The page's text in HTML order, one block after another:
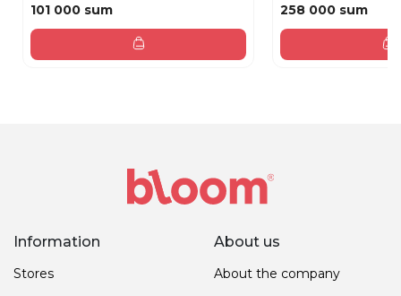
101 000 sum 258 000 sum
Information
Stores
About us
About the company